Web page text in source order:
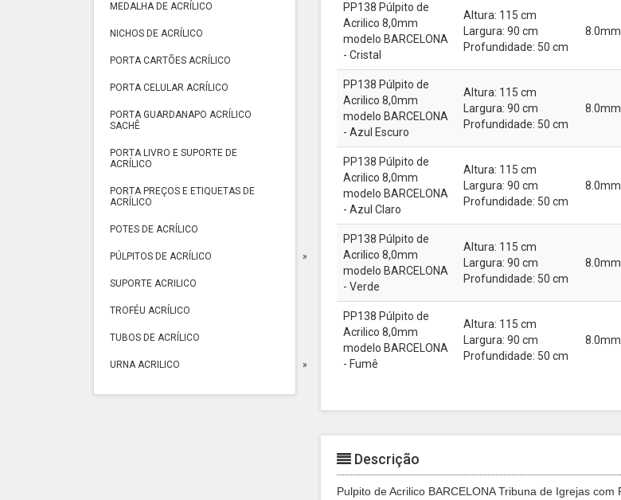
MEDALHA DE ACRÍLICO
NICHOS DE ACRÍLICO
PORTA CARTÕES ACRÍLICO
PORTA CELULAR ACRÍLICO
PORTA GUARDANAPO ACRÍLICO
SACHÊ
PORTA LIVRO E SUPORTE DE
ACRÍLICO
PORTA PREÇOS E ETIQUETAS DE
ACRÍLICO
POTES DE ACRÍLICO
PÚLPITOS DE ACRÍLICO
SUPORTE ACRILICO
TROFÉU ACRÍLICO
TUBOS DE ACRÍLICO
URNA ACRILICO
PP138 Púlpito de
Acrilico 8,0mm
modelo BARCELONA
- Cristal
Altura: 115 cm
Largura: 90 cm
Profundidade: 50 cm
8.0mm
PP138 Púlpito de
Acrilico 8,0mm
modelo BARCELONA
- Azul Escuro
Altura: 115 cm
Largura: 90 cm
Profundidade: 50 cm
8.0mm
PP138 Púlpito de
Acrilico 8,0mm
modelo BARCELONA
- Azul Claro
Altura: 115 cm
Largura: 90 cm
Profundidade: 50 cm
8.0mm
PP138 Púlpito de
Acrilico 8,0mm
modelo BARCELONA
- Verde
Altura: 115 cm
Largura: 90 cm
Profundidade: 50 cm
8.0mm
PP138 Púlpito de
Acrilico 8,0mm
modelo BARCELONA
- Fumê
Altura: 115 cm
Largura: 90 cm
Profundidade: 50 cm
8.0mm
Descrição
Pulpito de Acrilico BARCELONA Tribuna de Igrejas com